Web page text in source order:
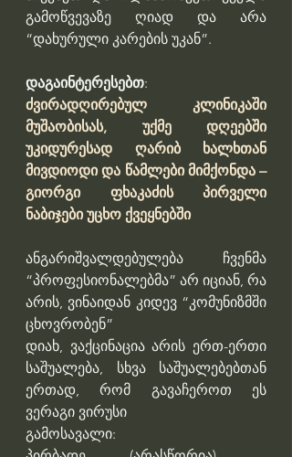
გამოწვევაზე ღიად და არა
“დახურული კარების უკან”.
დაგაინტერესებთ
ძვირადღირებულ კლინიკაში
მუშაობისას, უქმე დღეებში
უკიდურესად ღარიბ ხალხთან
მივდიოდი და წამლები მიმქონდა –
გიორგი ფხაკაძის პირველი
ნაბიჯები უცხო ქვეყნებში
ანგარიშვალდებულება ჩვენმა
“პროფესიონალებმა” არ იციან, რა
არის, ვინაიდან კიდევ “კომუნიზმში
ცხოვრობენ”
დიახ, ვაქცინაცია არის ერთ-ერთი
საშუალება, სხვა საშუალებებთან
ერთად, რომ გავაჩეროთ ეს
ვერაგი ვირუსი
გამოსავალი: